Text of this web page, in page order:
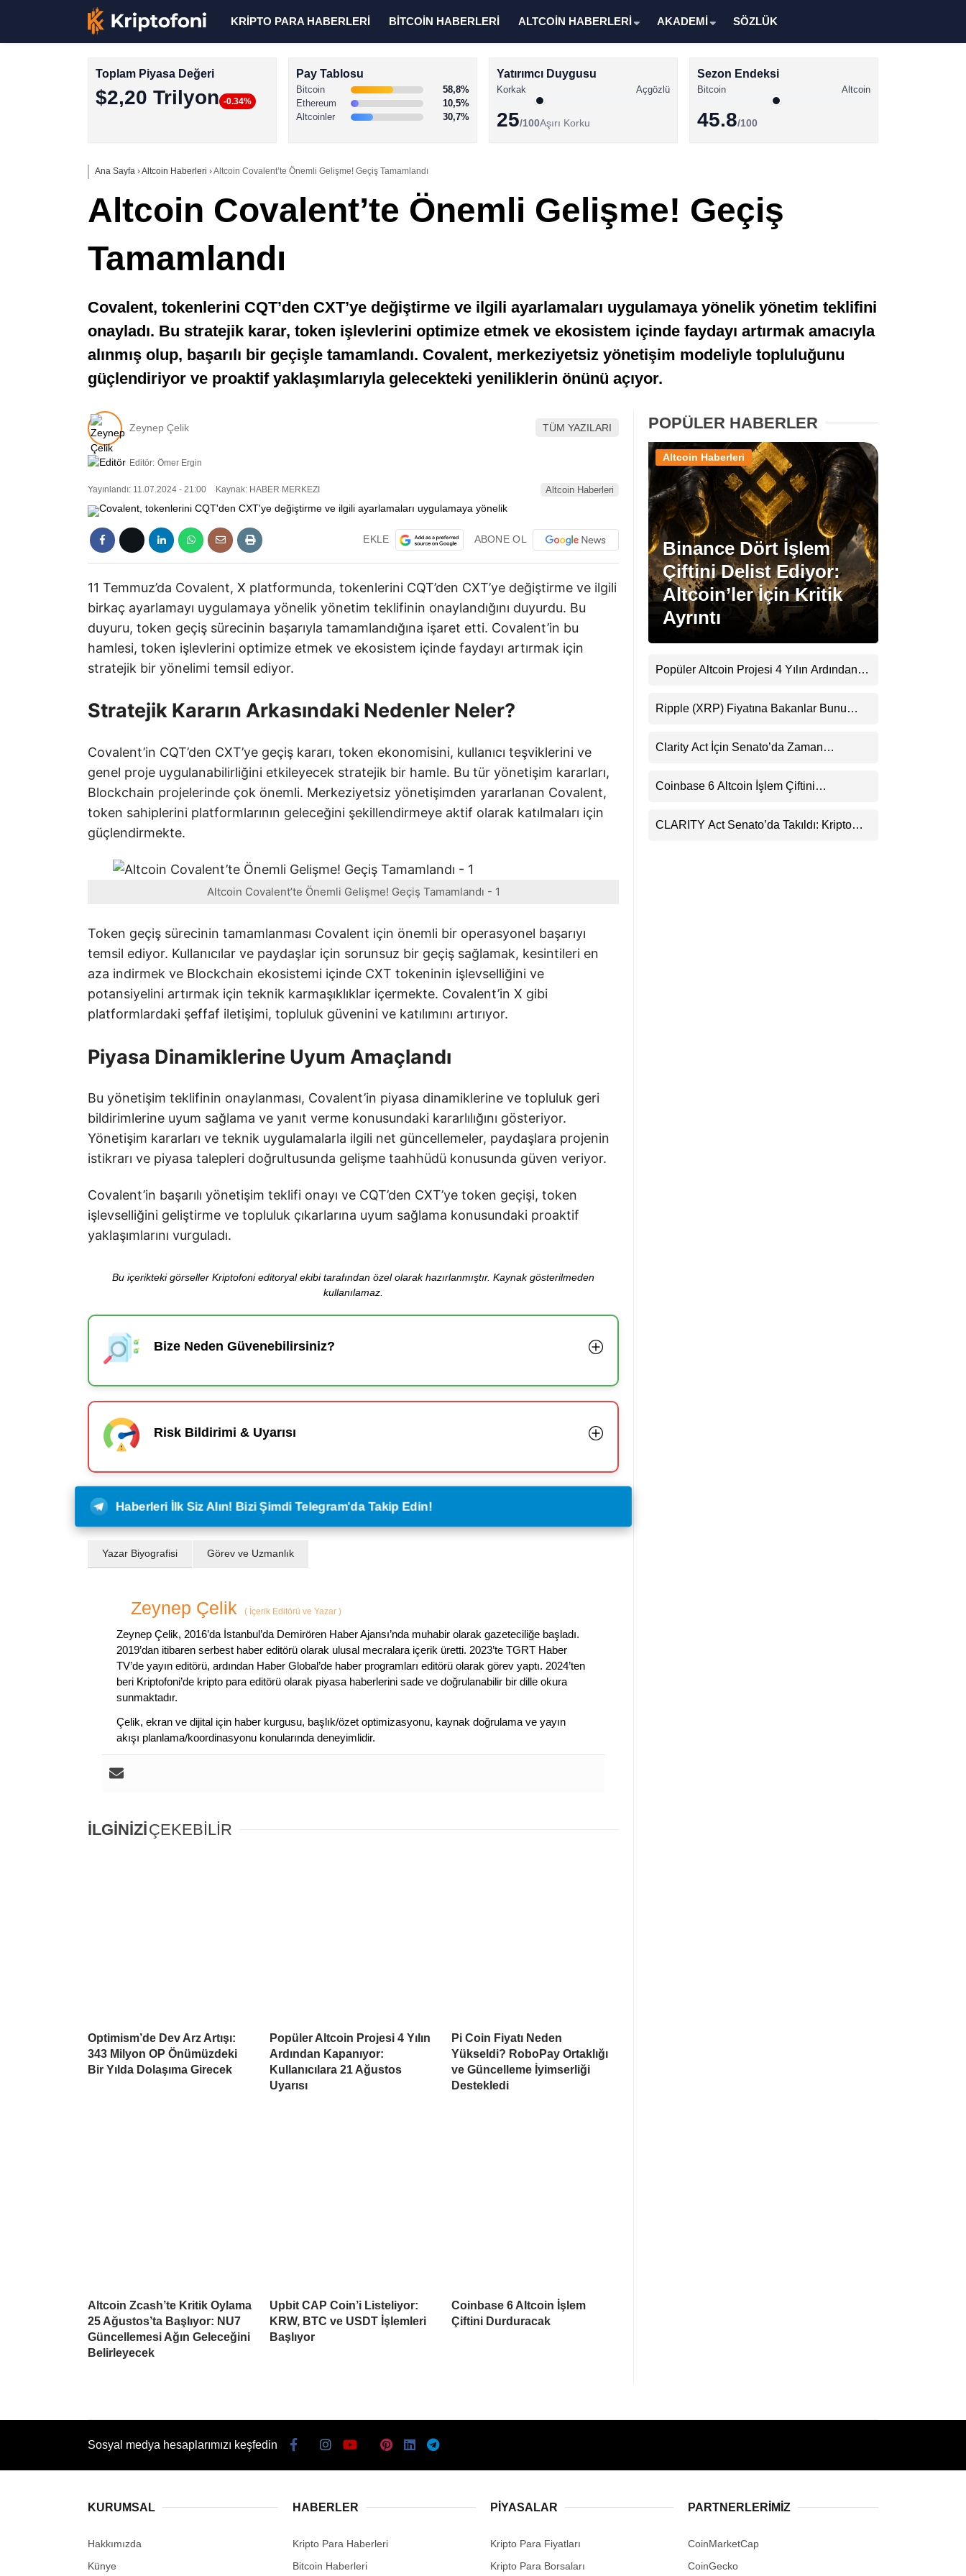
Stablecoin Haberleri
Instagram
Youtube
TikTok
Pinterest
KRİPTO PARA HABERLERİ BİTCOİN HABERLERİ ALTCOİN HABERLERİ AKADEMİ SÖZLÜK
Toplam Piyasa Değeri
$2,20 Trilyon -0.34%
Pay Tablosu
Bitcoin
58,8%
Ethereum
10,5%
Altcoinler
30,7%
Yatırımcı Duygusu
Korkak Açgözlü
25/100Aşırı Korku
Sezon Endeksi
Bitcoin Altcoin
45.8/100
Ana Sayfa ›Altcoin Haberleri ›Altcoin Covalent’te Önemli Gelişme! Geçiş Tamamlandı
Altcoin Covalent’te Önemli Gelişme! Geçiş
Tamamlandı
Covalent, tokenlerini CQT’den CXT’ye değiştirme ve ilgili ayarlamaları uygulamaya yönelik yönetim teklifini
onayladı. Bu stratejik karar, token işlevlerini optimize etmek ve ekosistem içinde faydayı artırmak amacıyla
alınmış olup, başarılı bir geçişle tamamlandı. Covalent, merkeziyetsiz yönetişim modeliyle topluluğunu
güçlendiriyor ve proaktif yaklaşımlarıyla gelecekteki yeniliklerin önünü açıyor.
Zeynep Çelik TÜM YAZILARI
Editör: Ömer Ergin
Yayınlandı: 11.07.2024 - 21:00 Kaynak: HABER MERKEZI Altcoin Haberleri
EKLE ABONE OL
11 Temmuz’da Covalent, X platformunda, tokenlerini CQT’den CXT’ye değiştirme ve ilgili
birkaç ayarlamayı uygulamaya yönelik yönetim teklifinin onaylandığını duyurdu. Bu
duyuru, token geçiş sürecinin başarıyla tamamlandığına işaret etti. Covalent’in bu
hamlesi, token işlevlerini optimize etmek ve ekosistem içinde faydayı artırmak için
stratejik bir yönelimi temsil ediyor.
Stratejik Kararın Arkasındaki Nedenler Neler?
Covalent’in CQT’den CXT’ye geçiş kararı, token ekonomisini, kullanıcı teşviklerini ve
genel proje uygulanabilirliğini etkileyecek stratejik bir hamle. Bu tür yönetişim kararları,
Blockchain projelerinde çok önemli. Merkeziyetsiz yönetişimden yararlanan Covalent,
token sahiplerini platformlarının geleceğini şekillendirmeye aktif olarak katılmaları için
güçlendirmekte.
Altcoin Covalent’te Önemli Gelişme! Geçiş Tamamlandı - 1
Token geçiş sürecinin tamamlanması Covalent için önemli bir operasyonel başarıyı
temsil ediyor. Kullanıcılar ve paydaşlar için sorunsuz bir geçiş sağlamak, kesintileri en
aza indirmek ve Blockchain ekosistemi içinde CXT tokeninin işlevselliğini ve
potansiyelini artırmak için teknik karmaşıklıklar içermekte. Covalent’in X gibi
platformlardaki şeffaf iletişimi, topluluk güvenini ve katılımını artırıyor.
Piyasa Dinamiklerine Uyum Amaçlandı
Bu yönetişim teklifinin onaylanması, Covalent’in piyasa dinamiklerine ve topluluk geri
bildirimlerine uyum sağlama ve yanıt verme konusundaki kararlılığını gösteriyor.
Yönetişim kararları ve teknik uygulamalarla ilgili net güncellemeler, paydaşlara projenin
istikrarı ve piyasa talepleri doğrultusunda gelişme taahhüdü konusunda güven veriyor.
Covalent’in başarılı yönetişim teklifi onayı ve CQT’den CXT’ye token geçişi, token
işlevselliğini geliştirme ve topluluk çıkarlarına uyum sağlama konusundaki proaktif
yaklaşımlarını vurguladı.
Bu içerikteki görseller Kriptofoni editoryal ekibi tarafından özel olarak hazırlanmıştır. Kaynak gösterilmeden
kullanılamaz.
Bize Neden Güvenebilirsiniz?
Risk Bildirimi & Uyarısı
Haberleri İlk Siz Alın! Bizi Şimdi Telegram'da Takip Edin!
Yazar Biyografisi Görev ve Uzmanlık
Zeynep Çelik ( İçerik Editörü ve Yazar )
Zeynep Çelik, 2016’da İstanbul’da Demirören Haber Ajansı’nda muhabir olarak gazeteciliğe başladı.
2019’dan itibaren serbest haber editörü olarak ulusal mecralara içerik üretti. 2023’te TGRT Haber
TV’de yayın editörü, ardından Haber Global’de haber programları editörü olarak görev yaptı. 2024’ten
beri Kriptofoni’de kripto para editörü olarak piyasa haberlerini sade ve doğrulanabilir bir dille okura
sunmaktadır.
Çelik, ekran ve dijital için haber kurgusu, başlık/özet optimizasyonu, kaynak doğrulama ve yayın
akışı planlama/koordinasyonu konularında deneyimlidir.
İLGİNİZİÇEKEBİLİR
Optimism’de Dev Arz Artışı:
343 Milyon OP Önümüzdeki
Bir Yılda Dolaşıma Girecek
Popüler Altcoin Projesi 4 Yılın
Ardından Kapanıyor:
Kullanıcılara 21 Ağustos
Uyarısı
Pi Coin Fiyatı Neden
Yükseldi? RoboPay Ortaklığı
ve Güncelleme İyimserliği
Destekledi
Altcoin Zcash’te Kritik Oylama
25 Ağustos’ta Başlıyor: NU7
Güncellemesi Ağın Geleceğini
Belirleyecek
Upbit CAP Coin’i Listeliyor:
KRW, BTC ve USDT İşlemleri
Başlıyor
Coinbase 6 Altcoin İşlem
Çiftini Durduracak
POPÜLER HABERLER
Binance Dört İşlem
Çiftini Delist Ediyor:
Altcoin’ler İçin Kritik
Ayrıntı
Altcoin Haberleri
Popüler Altcoin Projesi 4 Yılın Ardından
Uyarısı
Ripple (XRP) Fiyatına Bakanlar Bunu
Uyarı
Clarity Act İçin Senato’da Zaman
Coinbase 6 Altcoin İşlem Çiftini
CLARITY Act Senato’da Takıldı: Kripto
Sosyal medya hesaplarımızı keşfedin
KURUMSAL
Hakkımızda
Künye
HABERLER
Kripto Para Haberleri
Bitcoin Haberleri
PIYASALAR
Kripto Para Fiyatları
Kripto Para Borsaları
PARTNERLERIMIZ
CoinMarketCap
CoinGecko